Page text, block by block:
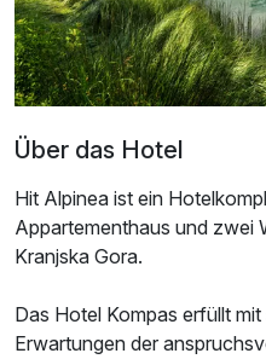
Über das Hotel
Hit Alpinea ist ein
Appartementhaus und zwei
Kranjska Gora.
Das Hotel Kompas erfüllt
Erwartungen der